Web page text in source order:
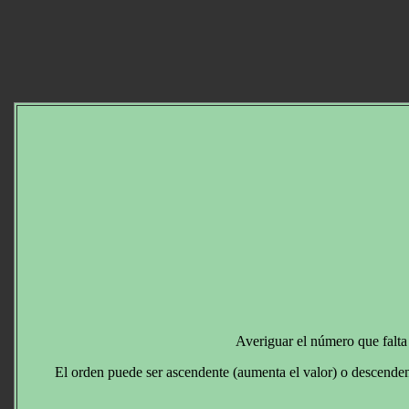
Averiguar el número que
El orden puede ser ascendente (aumenta el valor) o